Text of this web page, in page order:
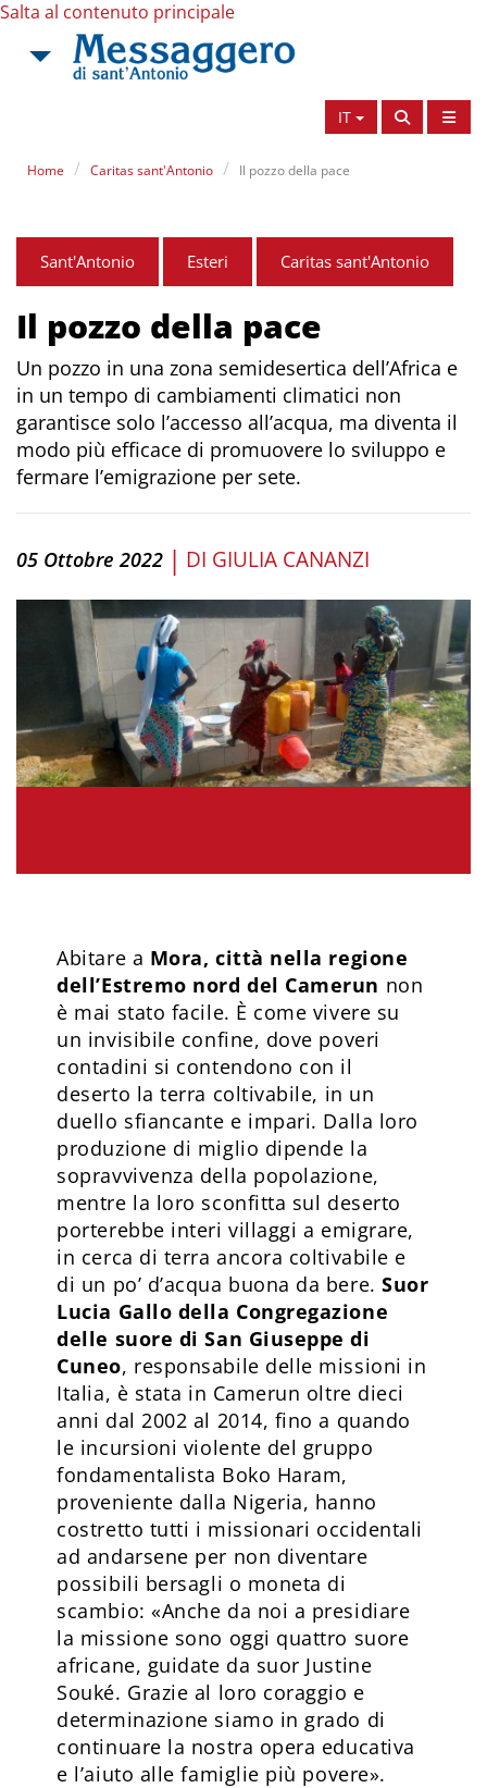
Salta al contenuto principale
IT
Home Caritas sant'Antonio Il pozzo della pace
Sant'Antonio Esteri Caritas sant'Antonio
Il pozzo della pace
Un pozzo in una zona semidesertica dell’Africa e
in un tempo di cambiamenti climatici non
garantisce solo l’accesso all’acqua, ma diventa il
modo più efficace di promuovere lo sviluppo e
fermare l’emigrazione per sete.
05 Ottobre 2022 | DI GIULIA CANANZI
Abitare a Mora, città nella regione
dell’Estremo nord del Camerun non
è mai stato facile. È come vivere su
un invisibile confine, dove poveri
contadini si contendono con il
deserto la terra coltivabile, in un
duello sfiancante e impari. Dalla loro
produzione di miglio dipende la
sopravvivenza della popolazione,
mentre la loro sconfitta sul deserto
porterebbe interi villaggi a emigrare,
in cerca di terra ancora coltivabile e
di un po’ d’acqua buona da bere.Suor
Lucia Gallo della Congregazione
delle suore di San Giuseppe di
Cuneo, responsabile delle missioni in
Italia, è stata in Camerun oltre dieci
anni dal 2002 al 2014, fino a quando
le incursioni violente del gruppo
fondamentalista Boko Haram,
proveniente dalla Nigeria, hanno
costretto tutti i missionari occidentali
ad andarsene per non diventare
possibili bersagli o moneta di
scambio: «Anche da noi a presidiare
la missione sono oggi quattro suore
africane, guidate da suor Justine
Souké. Grazie al loro coraggio e
determinazione siamo in grado di
continuare la nostra opera educativa
e l’aiuto alle famiglie più povere».